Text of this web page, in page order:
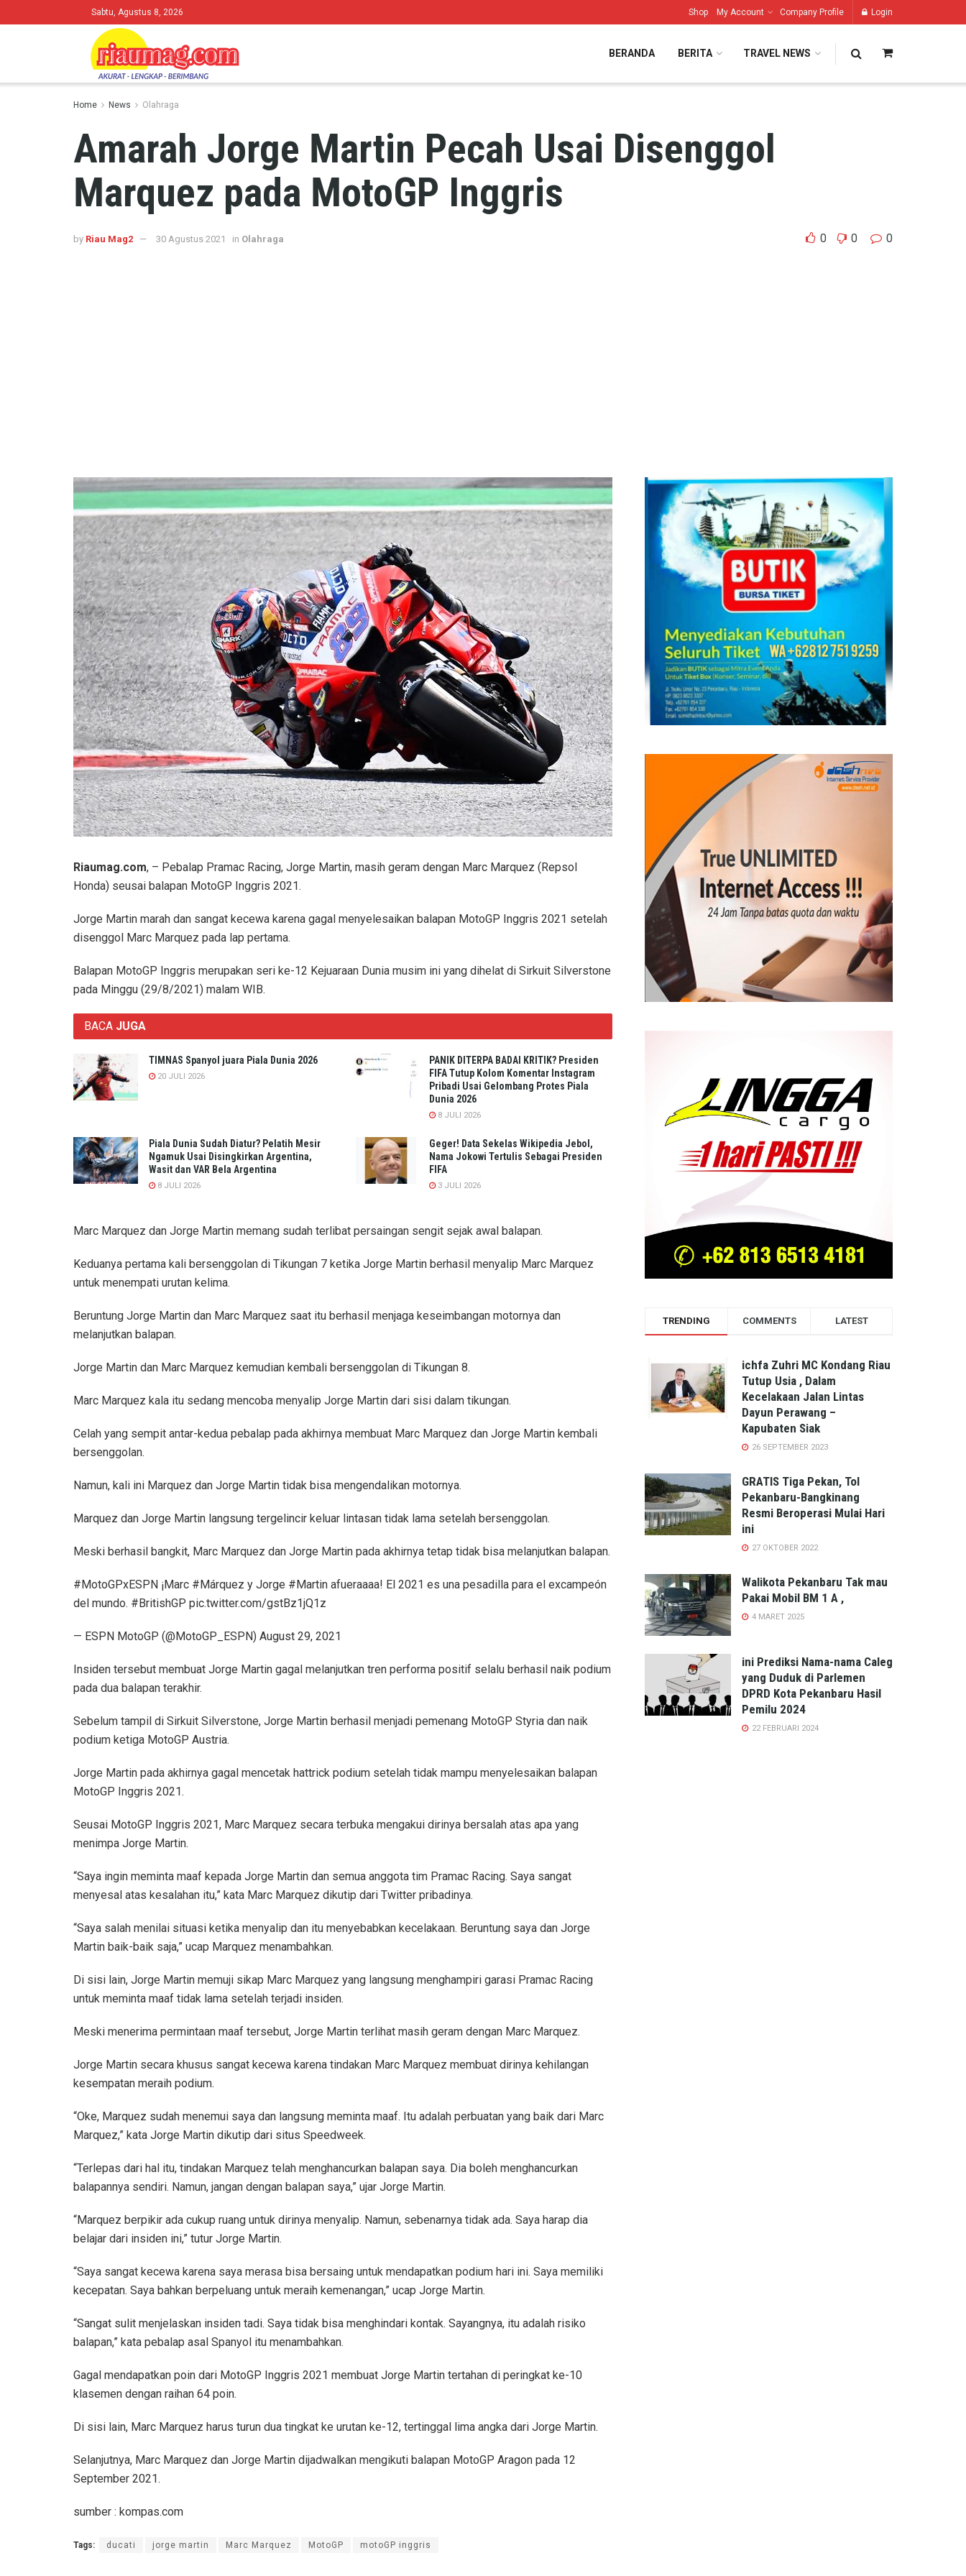
Sabtu, Agustus 8, 2026 Shop My Account Company Profile Login
BERANDA BERITA TRAVEL NEWS
Home News Olahraga
Amarah Jorge Martin Pecah Usai Disenggol
Marquez pada MotoGP Inggris
by Riau Mag2 30 Agustus 2021 in Olahraga 0 0 0
Riaumag.com, – Pebalap Pramac Racing, Jorge Martin, masih geram dengan Marc Marquez (Repsol
Honda) seusai balapan MotoGP Inggris 2021.
Jorge Martin marah dan sangat kecewa karena gagal menyelesaikan balapan MotoGP Inggris 2021 setelah
disenggol Marc Marquez pada lap pertama.
Balapan MotoGP Inggris merupakan seri ke-12 Kejuaraan Dunia musim ini yang dihelat di Sirkuit Silverstone
pada Minggu (29/8/2021) malam WIB.
BACA JUGA
TIMNAS Spanyol juara Piala Dunia 2026
20 JULI 2026
PANIK DITERPA BADAI KRITIK? Presiden
FIFA Tutup Kolom Komentar Instagram
Pribadi Usai Gelombang Protes Piala
Dunia 2026
8 JULI 2026
Piala Dunia Sudah Diatur? Pelatih Mesir
Ngamuk Usai Disingkirkan Argentina,
Wasit dan VAR Bela Argentina
8 JULI 2026
Geger! Data Sekelas Wikipedia Jebol,
Nama Jokowi Tertulis Sebagai Presiden
FIFA
3 JULI 2026
Marc Marquez dan Jorge Martin memang sudah terlibat persaingan sengit sejak awal balapan.
Keduanya pertama kali bersenggolan di Tikungan 7 ketika Jorge Martin berhasil menyalip Marc Marquez
untuk menempati urutan kelima.
Beruntung Jorge Martin dan Marc Marquez saat itu berhasil menjaga keseimbangan motornya dan
melanjutkan balapan.
Jorge Martin dan Marc Marquez kemudian kembali bersenggolan di Tikungan 8.
Marc Marquez kala itu sedang mencoba menyalip Jorge Martin dari sisi dalam tikungan.
Celah yang sempit antar-kedua pebalap pada akhirnya membuat Marc Marquez dan Jorge Martin kembali
bersenggolan.
Namun, kali ini Marquez dan Jorge Martin tidak bisa mengendalikan motornya.
Marquez dan Jorge Martin langsung tergelincir keluar lintasan tidak lama setelah bersenggolan.
Meski berhasil bangkit, Marc Marquez dan Jorge Martin pada akhirnya tetap tidak bisa melanjutkan balapan.
#MotoGPxESPN ¡Marc #Márquez y Jorge #Martin afueraaaa! El 2021 es una pesadilla para el excampeón
del mundo. #BritishGP pic.twitter.com/gstBz1jQ1z
— ESPN MotoGP (@MotoGP_ESPN) August 29, 2021
Insiden tersebut membuat Jorge Martin gagal melanjutkan tren performa positif selalu berhasil naik podium
pada dua balapan terakhir.
Sebelum tampil di Sirkuit Silverstone, Jorge Martin berhasil menjadi pemenang MotoGP Styria dan naik
podium ketiga MotoGP Austria.
Jorge Martin pada akhirnya gagal mencetak hattrick podium setelah tidak mampu menyelesaikan balapan
MotoGP Inggris 2021.
Seusai MotoGP Inggris 2021, Marc Marquez secara terbuka mengakui dirinya bersalah atas apa yang
menimpa Jorge Martin.
“Saya ingin meminta maaf kepada Jorge Martin dan semua anggota tim Pramac Racing. Saya sangat
menyesal atas kesalahan itu,” kata Marc Marquez dikutip dari Twitter pribadinya.
“Saya salah menilai situasi ketika menyalip dan itu menyebabkan kecelakaan. Beruntung saya dan Jorge
Martin baik-baik saja,” ucap Marquez menambahkan.
Di sisi lain, Jorge Martin memuji sikap Marc Marquez yang langsung menghampiri garasi Pramac Racing
untuk meminta maaf tidak lama setelah terjadi insiden.
Meski menerima permintaan maaf tersebut, Jorge Martin terlihat masih geram dengan Marc Marquez.
Jorge Martin secara khusus sangat kecewa karena tindakan Marc Marquez membuat dirinya kehilangan
kesempatan meraih podium.
“Oke, Marquez sudah menemui saya dan langsung meminta maaf. Itu adalah perbuatan yang baik dari Marc
Marquez,” kata Jorge Martin dikutip dari situs Speedweek.
“Terlepas dari hal itu, tindakan Marquez telah menghancurkan balapan saya. Dia boleh menghancurkan
balapannya sendiri. Namun, jangan dengan balapan saya,” ujar Jorge Martin.
“Marquez berpikir ada cukup ruang untuk dirinya menyalip. Namun, sebenarnya tidak ada. Saya harap dia
belajar dari insiden ini,” tutur Jorge Martin.
“Saya sangat kecewa karena saya merasa bisa bersaing untuk mendapatkan podium hari ini. Saya memiliki
kecepatan. Saya bahkan berpeluang untuk meraih kemenangan,” ucap Jorge Martin.
“Sangat sulit menjelaskan insiden tadi. Saya tidak bisa menghindari kontak. Sayangnya, itu adalah risiko
balapan,” kata pebalap asal Spanyol itu menambahkan.
Gagal mendapatkan poin dari MotoGP Inggris 2021 membuat Jorge Martin tertahan di peringkat ke-10
klasemen dengan raihan 64 poin.
Di sisi lain, Marc Marquez harus turun dua tingkat ke urutan ke-12, tertinggal lima angka dari Jorge Martin.
Selanjutnya, Marc Marquez dan Jorge Martin dijadwalkan mengikuti balapan MotoGP Aragon pada 12
September 2021.
sumber : kompas.com
Tags: ducati jorge martin Marc Marquez MotoGP motoGP inggris
TRENDING COMMENTS LATEST
ichfa Zuhri MC Kondang Riau
Tutup Usia , Dalam
Kecelakaan Jalan Lintas
Dayun Perawang –
Kapubaten Siak
26 SEPTEMBER 2023
GRATIS Tiga Pekan, Tol
Pekanbaru-Bangkinang
Resmi Beroperasi Mulai Hari
ini
27 OKTOBER 2022
Walikota Pekanbaru Tak mau
Pakai Mobil BM 1 A ,
4 MARET 2025
ini Prediksi Nama-nama Caleg
yang Duduk di Parlemen
DPRD Kota Pekanbaru Hasil
Pemilu 2024
22 FEBRUARI 2024